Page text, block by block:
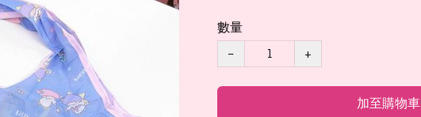
數量
−
+
加至購物車